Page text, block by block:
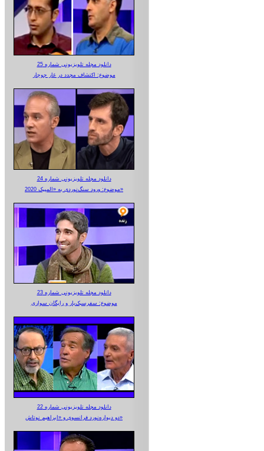
دانلود مجله تلویزیونی شماره 25
موضوع: اکتشاف مجدد در غار جوجار
دانلود مجله تلویزیونی شماره 24
موضوع: ورود سنگ‌نوردی به «المپیک 2020»
دانلود مجله تلویزیونی شماره 23
موضوع: سفرسبک‌بار و رایگان سواری
دانلود مجله تلویزیونی شماره 22
دو دیواره‌نورد فرانسوی و «ابراهیم نوتاش»